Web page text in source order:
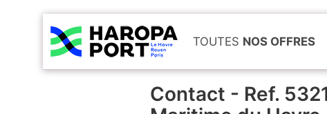
TOUTES NOS OFFRES
Contact - Ref.